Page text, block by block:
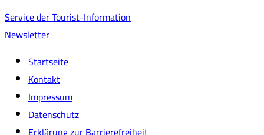
Service der Tourist-Information
Newsletter
Startseite
Kontakt
Impressum
Datenschutz